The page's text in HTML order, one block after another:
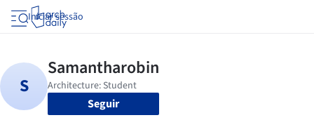
Iniciar sessão
Seguir